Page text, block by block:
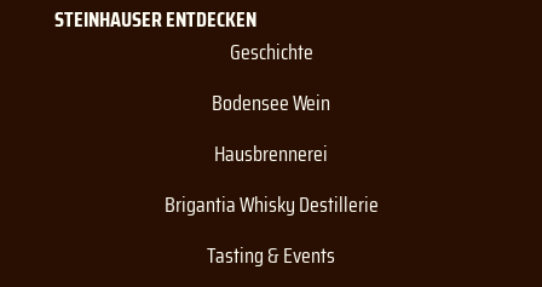
STEINHAUSER ENTDECKEN
Geschichte
Bodensee Wein
Hausbrennerei
Brigantia Whisky Destillerie
Tasting & Events